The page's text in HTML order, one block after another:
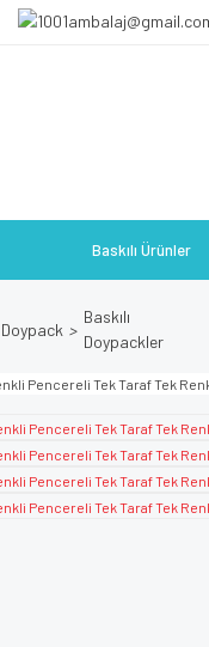
Baskılı Ürünler
Doypack
Baskılı
Doypackler